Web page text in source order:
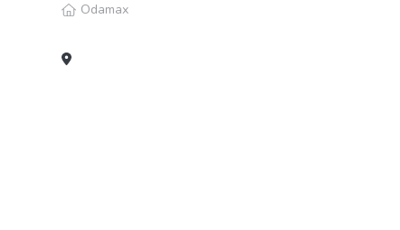
Odamax